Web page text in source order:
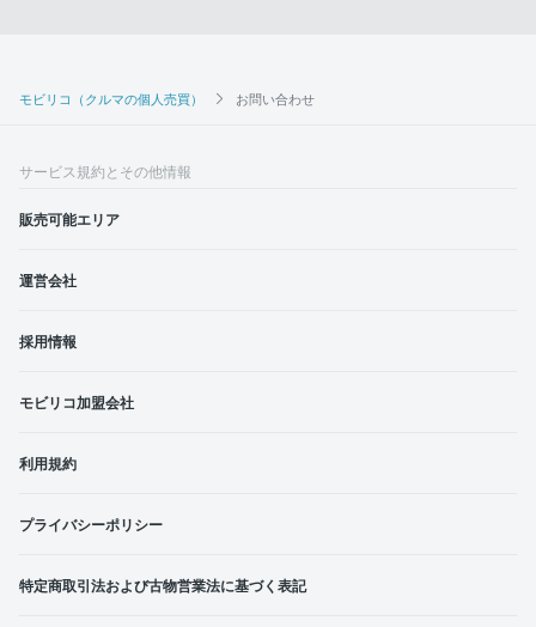
モビリコ（クルマの個人売買） お問い合わせ
サービス規約とその他情報
販売可能エリア
運営会社
採用情報
モビリコ加盟会社
利用規約
プライバシーポリシー
特定商取引法および古物営業法に基づく表記